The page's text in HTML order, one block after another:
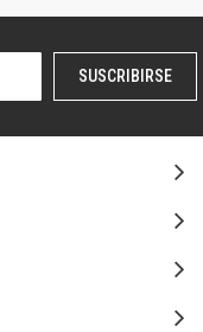
SUSCRIBIRSE